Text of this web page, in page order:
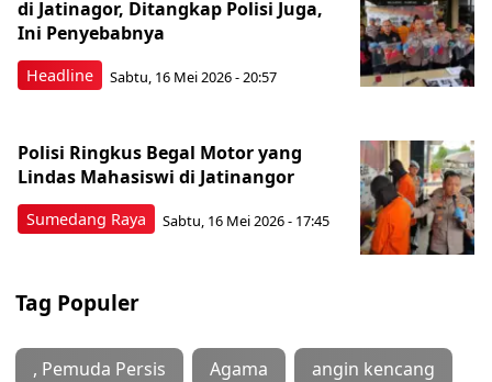
Headline
di Jatinagor, Ditangkap Polisi Juga,
Ini Penyebabnya
Sabtu, 16 Mei 2026 - 20:57
Sumedang Raya
Polisi Ringkus Begal Motor yang
Lindas Mahasiswi di Jatinangor
Sabtu, 16 Mei 2026 - 17:45
Tag Populer
, Pemuda Persis Agama angin kencang